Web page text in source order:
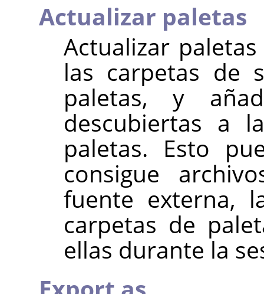
Actualizar paletas
Actualizar
las carpetas de
paletas, y
descubiertas a
paletas. Esto
consigue
fuente externa,
carpetas de
ellas durante la